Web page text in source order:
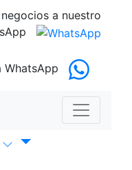
a nuestro
WhatsApp